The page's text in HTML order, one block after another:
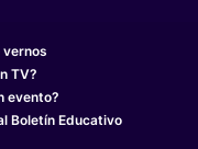
vernos
TV?
evento?
Boletín Educativo